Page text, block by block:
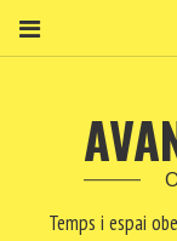
Temps i espai